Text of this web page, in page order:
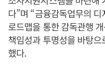
다”며 “금융감독업무의
로드맵을 통한 감독관행
책임성과 투명성을 바탕
했다.